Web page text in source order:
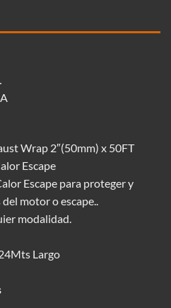
Wrap 2″(50mm) x 50FT
Escape
Escape para proteger y
motor o escape..
modalidad.
Largo